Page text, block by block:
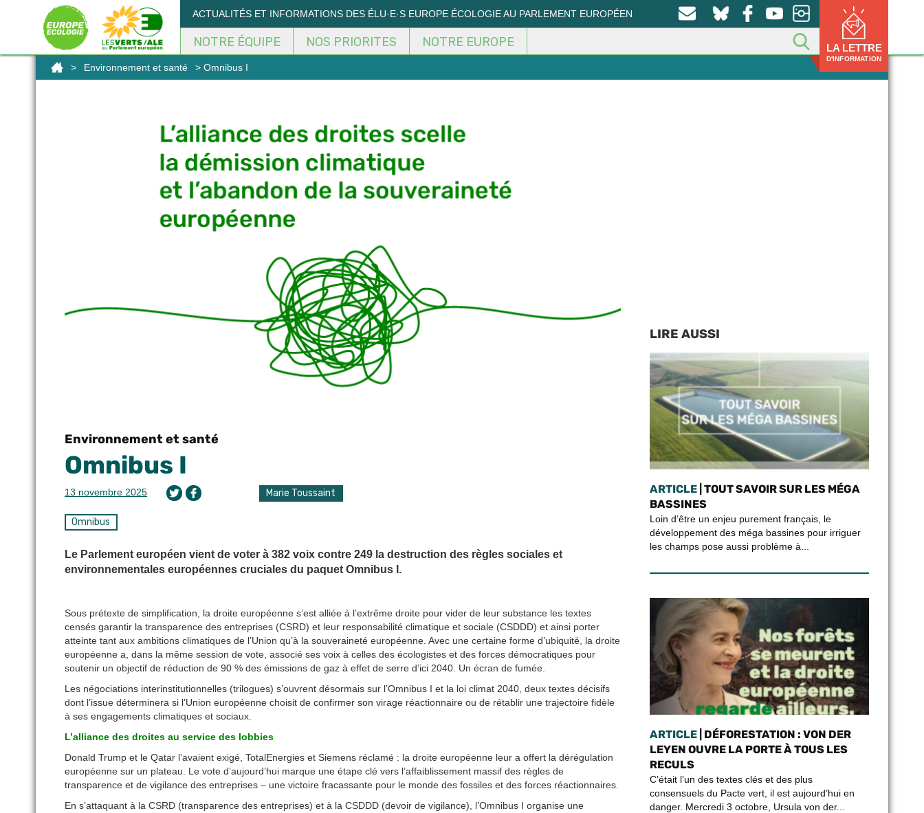
ACTUALITÉS ET INFORMATIONS DES ÉLU·E·S EUROPE ÉCOLOGIE AU PARLEMENT EUROPÉEN
NOTRE ÉQUIPE NOS PRIORITES NOTRE EUROPE LA LETTRE
D'INFORMATION
> Environnement et santé > Omnibus I
Environnement et santé
Omnibus I
13 novembre 2025 Marie Toussaint
Omnibus
Le Parlement européen vient de voter à 382 voix contre 249 la destruction des règles sociales et
environnementales européennes cruciales du paquet Omnibus I.
Sous prétexte de simplification, la droite européenne s’est alliée à l’extrême droite pour vider de leur substance les textes
censés garantir la transparence des entreprises (CSRD) et leur responsabilité climatique et sociale (CSDDD) et ainsi porter
atteinte tant aux ambitions climatiques de l’Union qu’à la souveraineté européenne. Avec une certaine forme d’ubiquité, la droite
européenne a, dans la même session de vote, associé ses voix à celles des écologistes et des forces démocratiques pour
soutenir un objectif de réduction de 90 % des émissions de gaz à effet de serre d’ici 2040. Un écran de fumée.
Les négociations interinstitutionnelles (trilogues) s’ouvrent désormais sur l’Omnibus I et la loi climat 2040, deux textes décisifs
dont l’issue déterminera si l’Union européenne choisit de confirmer son virage réactionnaire ou de rétablir une trajectoire fidèle
à ses engagements climatiques et sociaux.
L’alliance des droites au service des lobbies
Donald Trump et le Qatar l’avaient exigé, TotalEnergies et Siemens réclamé : la droite européenne leur a offert la dérégulation
européenne sur un plateau. Le vote d’aujourd’hui marque une étape clé vers l’affaiblissement massif des règles de
transparence et de vigilance des entreprises – une victoire fracassante pour le monde des fossiles et des forces réactionnaires.
En s’attaquant à la CSRD (transparence des entreprises) et à la CSDDD (devoir de vigilance), l’Omnibus I organise une
LIRE AUSSI
ARTICLE| TOUT SAVOIR SUR LES MÉGA
BASSINES
Loin d’être un enjeu purement français, le
développement des méga bassines pour irriguer
les champs pose aussi problème à...
ARTICLE| DÉFORESTATION : VON DER
LEYEN OUVRE LA PORTE À TOUS LES
RECULS
C’était l’un des textes clés et des plus
consensuels du Pacte vert, il est aujourd’hui en
danger. Mercredi 3 octobre, Ursula von der...
Panneau de gestion des cookies